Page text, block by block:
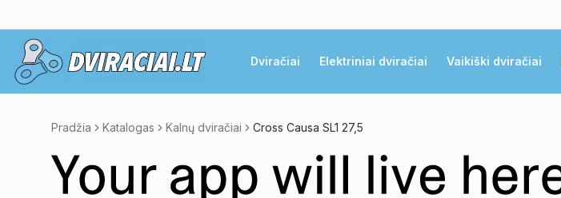
Dviračiai Elektriniai dviračiai Vaikiški dviračiai
Pradžia Katalogas Kalnų dviračiai Cross Causa SL1 27,5